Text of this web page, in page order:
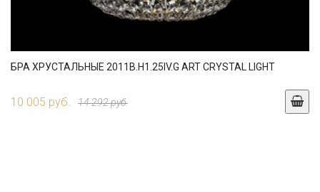
БРА ХРУСТАЛЬНЫЕ 2011B.H1.25IV.G ART CRYSTAL LIGHT
10 005 руб. 14 292 руб.